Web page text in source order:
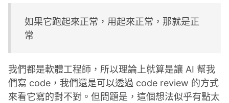
如果它跑起來正常，用起來正常，那就是正
常
我們都是軟體工程師，所以理論上就算是讓 AI 幫我
們寫 code，我們還是可以透過 code review 的方式
來看它寫的對不對。但問題是，這個想法似乎有點太